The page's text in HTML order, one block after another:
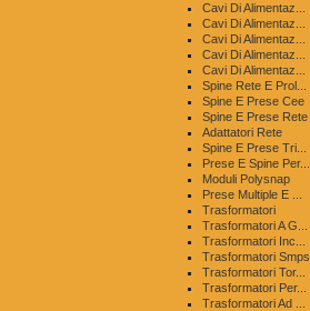
Cavi Di Alimentaz...
Cavi Di Alimentaz...
Cavi Di Alimentaz...
Cavi Di Alimentaz...
Cavi Di Alimentaz...
Spine Rete E Prol...
Spine E Prese Cee
Spine E Prese Rete
Adattatori Rete
Spine E Prese Tri...
Prese E Spine Per...
Moduli Polysnap
Prese Multiple E ...
Trasformatori
Trasformatori A G...
Trasformatori Inc...
Trasformatori Smps
Trasformatori Tor...
Trasformatori Per...
Trasformatori Ad ...